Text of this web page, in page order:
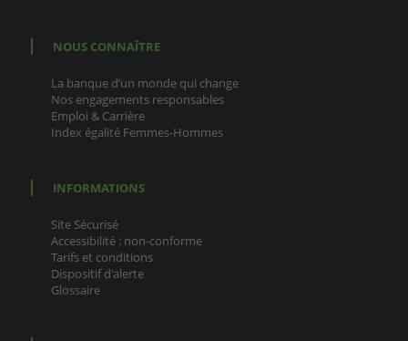
NOUS CONNAÎTRE
La banque d’un monde qui change
Nos engagements responsables
Emploi & Carrière
Index égalité Femmes-Hommes
INFORMATIONS
Site Sécurisé
Accessibilité : non-conforme
Tarifs et conditions
Dispositif d'alerte
Glossaire